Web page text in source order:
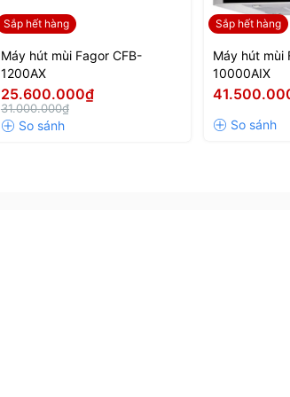
Sắp hết hàng
Máy hút mùi Fagor CFB-
1200AX
25.600.000₫
31.000.000₫
Sắp hết hàng
Máy hút mùi
10000AIX